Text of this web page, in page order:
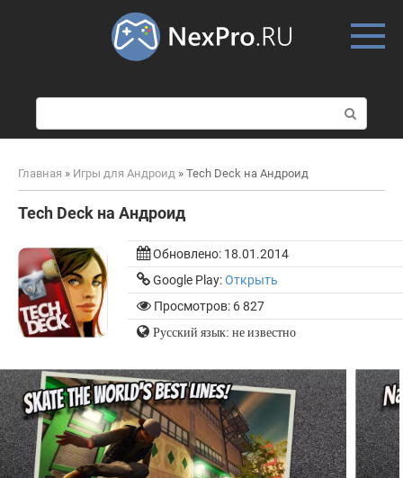
о
и
к
Главная » Игры для Андроид » Tech Deck на Андроид
Tech Deck на Андроид
Обновлено: 18.01.2014
Google Play:Открыть
Просмотров: 6 827
Русский язык: не известно